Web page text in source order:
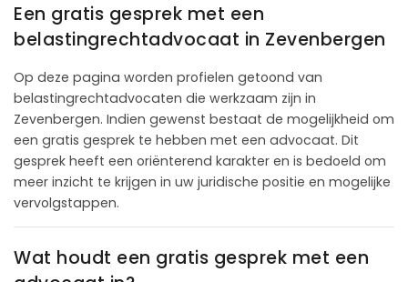
Een gratis gesprek met een
belastingrechtadvocaat in Zevenbergen
Op deze pagina worden profielen getoond van
belastingrechtadvocaten die werkzaam zijn in
Zevenbergen. Indien gewenst bestaat de mogelijkheid om
een gratis gesprek te hebben met een advocaat. Dit
gesprek heeft een oriënterend karakter en is bedoeld om
meer inzicht te krijgen in uw juridische positie en mogelijke
vervolgstappen.
Wat houdt een gratis gesprek met een